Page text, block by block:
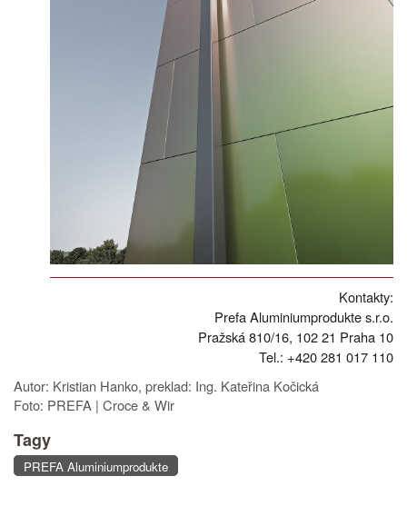
Kontakty:
Prefa Aluminiumprodukte s.r.o.
Pražská 810/16, 102 21 Praha 10
Tel.: +420 281 017 110
Autor: Kristian Hanko, preklad: Ing. Kateřina Kočická
Foto: PREFA | Croce & Wir
Tagy
PREFA Aluminiumprodukte